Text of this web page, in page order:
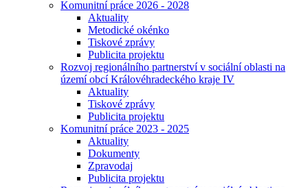
Komunitní práce 2026 - 2028
Aktuality
Metodické okénko
Tiskové zprávy
Publicita projektu
Rozvoj regionálního partnerství v sociální oblasti na
území obcí Královéhradeckého kraje IV
Aktuality
Tiskové zprávy
Publicita projektu
Komunitní práce 2023 - 2025
Aktuality
Dokumenty
Zpravodaj
Publicita projektu